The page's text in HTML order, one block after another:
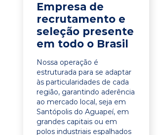
Empresa de
recrutamento e
seleção presente
em todo o Brasil
Nossa operação é
estruturada para se adaptar
às particularidades de cada
região, garantindo aderência
ao mercado local, seja em
Santópolis do Aguapeí, em
grandes capitais ou em
polos industriais espalhados